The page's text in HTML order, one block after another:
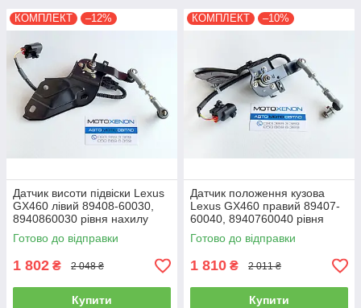
КОМПЛЕКТ –12%
Датчик висоти підвіски Lexus
GX460 лівий 89408-60030,
8940860030 рівня нахилу
положення кузова, в зборі
Готово до відправки
1 802 ₴ 2 048 ₴
Купити
КОМПЛЕКТ –10%
Датчик положення кузова
Lexus GX460 правий 89407-
60040, 8940760040 рівня
нахилу, висоти підвіски, в
зборі
Готово до відправки
1 810 ₴ 2 011 ₴
Купити